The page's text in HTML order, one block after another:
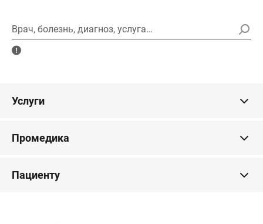
Врач, болезнь, диагноз, услуга…
Услуги
Промедика
Пациенту